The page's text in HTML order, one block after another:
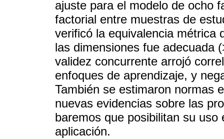
ajuste para el modelo de ocho
factorial entre muestras de
verificó la equivalencia métrica
las dimensiones fue adecuada
validez concurrente arrojó
enfoques de aprendizaje, y
También se estimaron normas
nuevas evidencias sobre las
baremos que posibilitan su
aplicación.